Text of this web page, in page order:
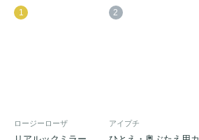
1
ロージーローザ
2
アイプチ